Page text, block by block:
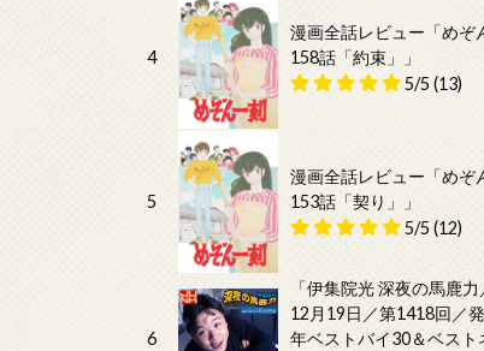
4
漫画全話レビュー「めぞ
158話「約束」」
5/5 (13)
5
漫画全話レビュー「めぞ
153話「契り」」
5/5 (12)
6
「伊集院光 深夜の馬鹿
12月19日／第1418回／
年ベストバイ30＆ベスト